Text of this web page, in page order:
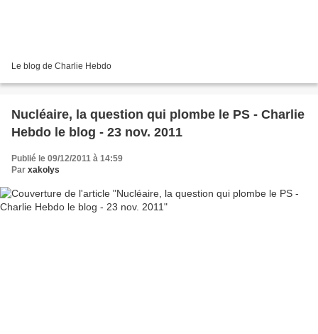
Le blog de Charlie Hebdo
Nucléaire, la question qui plombe le PS - Charlie
Hebdo le blog - 23 nov. 2011
Publié le 09/12/2011 à 14:59
Par xakolys